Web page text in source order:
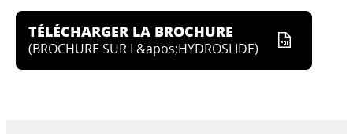
TÉLÉCHARGER LA BROCHURE
(BROCHURE SUR L&apos;HYDROSLIDE)